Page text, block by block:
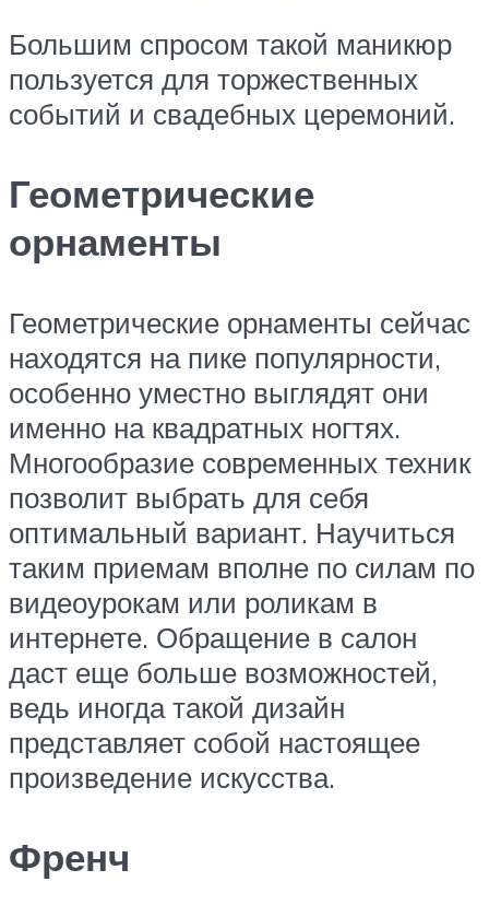
Большим спросом такой маникюр
пользуется для торжественных
событий и свадебных церемоний.
Геометрические
орнаменты
Геометрические орнаменты сейчас
находятся на пике популярности,
особенно уместно выглядят они
именно на квадратных ногтях.
Многообразие современных техник
позволит выбрать для себя
оптимальный вариант. Научиться
таким приемам вполне по силам по
видеоурокам или роликам в
интернете. Обращение в салон
даст еще больше возможностей,
ведь иногда такой дизайн
представляет собой настоящее
произведение искусства.
Френч